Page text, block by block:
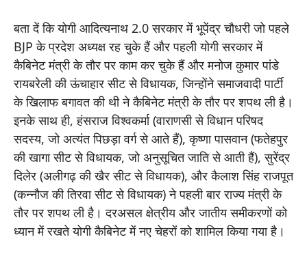
बता दें कि योगी आदित्यनाथ 2.0 सरकार में भूपेंद्र चौधरी जो पहले
BJP के प्रदेश अध्यक्ष रह चुके हैं और पहली योगी सरकार में
कैबिनेट मंत्री के तौर पर काम कर चुके हैं और मनोज कुमार पांडे
रायबरेली की ऊंचाहार सीट से विधायक, जिन्होंने समाजवादी पार्टी
के खिलाफ बगावत की थी ने कैबिनेट मंत्री के तौर पर शपथ ली है।
इनके साथ ही, हंसराज विश्वकर्मा (वाराणसी से विधान परिषद
सदस्य, जो अत्यंत पिछड़ा वर्ग से आते हैं), कृष्णा पासवान (फतेहपुर
की खागा सीट से विधायक, जो अनुसूचित जाति से आती हैं), सुरेंद्र
दिलेर (अलीगढ़ की खैर सीट से विधायक), और कैलाश सिंह राजपूत
(कन्नौज की तिरवा सीट से विधायक) ने पहली बार राज्य मंत्री के
तौर पर शपथ ली है। दरअसल क्षेत्रीय और जातीय समीकरणों को
ध्यान में रखते योगी कैबिनेट में नए चेहरों को शामिल किया गया है।